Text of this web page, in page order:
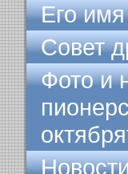
Его
Совет
Фото и